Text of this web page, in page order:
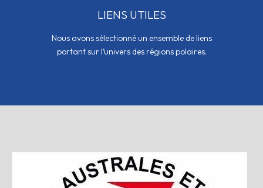
LIENS UTILES
Nous avons sélectionné un ensemble de liens
portant sur l’univers des régions polaires.